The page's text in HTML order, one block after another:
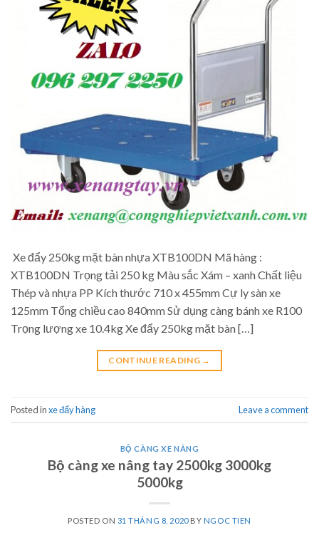
Xe đẩy 250kg mặt bàn nhựa XTB100DN Mã hàng :
XTB100DN Trọng tải 250 kg Màu sắc Xám – xanh Chất liệu
Thép và nhựa PP Kích thước 710 x 455mm Cự ly sàn xe
125mm Tổng chiều cao 840mm Sử dụng càng bánh xe R100
Trọng lượng xe 10.4kg Xe đẩy 250kg mặt bàn […]
CONTINUE READING →
Posted inxe đẩy hàng Leave a comment
BỘ CÀNG XE NÂNG
Bộ càng xe nâng tay 2500kg 3000kg
5000kg
POSTED ON 31 THÁNG 8, 2020BY NGOC TIEN